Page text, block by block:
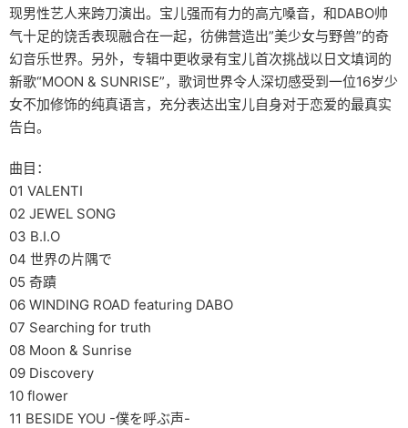
现男性艺人来跨刀演出。宝儿强而有力的高亢嗓音，和DABO帅
气十足的饶舌表现融合在一起，彷佛营造出”美少女与野兽”的奇
幻音乐世界。另外，专辑中更收录有宝儿首次挑战以日文填词的
新歌“MOON & SUNRISE”，歌词世界令人深切感受到一位16岁少
女不加修饰的纯真语言，充分表达出宝儿自身对于恋爱的最真实
告白。
曲目：
01 VALENTI
02 JEWEL SONG
03 B.I.O
04 世界の片隅で
05 奇蹟
06 WINDING ROAD featuring DABO
07 Searching for truth
08 Moon & Sunrise
09 Discovery
10 flower
11 BESIDE YOU -僕を呼ぶ声-